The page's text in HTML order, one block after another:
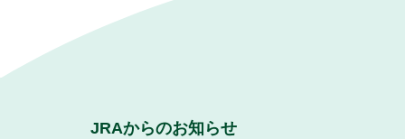
JRAからのお知らせ